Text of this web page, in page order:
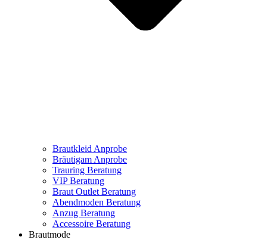
Brautkleid Anprobe
Bräutigam Anprobe
Trauring Beratung
VIP Beratung
Braut Outlet Beratung
Abendmoden Beratung
Anzug Beratung
Accessoire Beratung
Brautmode